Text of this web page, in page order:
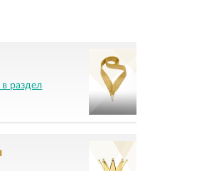
раздел